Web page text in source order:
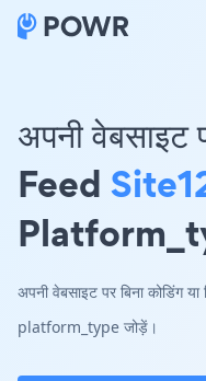
अपनी
Feed
अपनी वेबसाइट पर बिना कोडिंग
platform_type जोड़ें।